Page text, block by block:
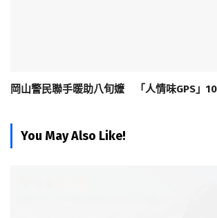
岡山警民聯手暖助八旬嬤 「人情味GPS」
You May Also Like!